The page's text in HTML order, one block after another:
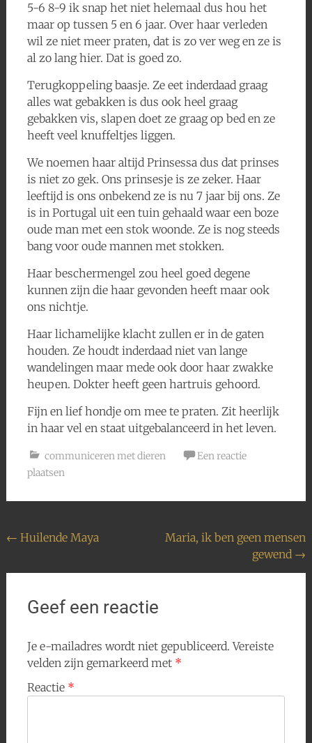
5-6 8-9 ik snap het niet helemaal dus hou het
maar op tussen 5 en 6 jaar. Over haar verleden
wil ze niet meer praten, dat is zo ver weg en ze is
al zo lang hier. Dat is goed zo.
Terugkoppeling baasje. Ze eet inderdaad graag
alles wat gebakken is dus ook heel graag
gebakken vis, slapen doet ze graag op bed en ze
heeft veel knuffeltjes liggen.
We noemen haar altijd Prinsessa dus dat prinses
is niet zo gek. Ons prinsesje is ze zeker. Haar
leeftijd is ons onbekend ze is nu 7 jaar bij ons. Ze
is in Portugal uit een tuin gehaald waar een boze
oude man met een stok woonde. Ze is nog steeds
bang voor oude mannen met stokken.
Haar beschermengel zou heel goed degene
kunnen zijn die haar gevonden heeft maar ook
ons nichtje.
Haar lichamelijke klacht zullen er in de gaten
houden. Ze houdt inderdaad niet van lange
wandelingen maar mede ook door haar zwakke
heupen. Dokter heeft geen hartruis gehoord.
Fijn en lief hondje om mee te praten. Zit heerlijk
in haar vel en staat uitgebalanceerd in het leven.
communiceren met dieren
Een reactie
plaatsen
Bericht
← Huilende Maya
Maria, ik ben geen mensen
gewend →
Geef een reactie
Je e-mailadres wordt niet gepubliceerd. Vereiste
velden zijn gemarkeerd met *
Reactie *